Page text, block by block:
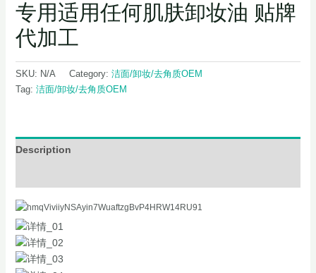
专用适用任何肌肤卸妆油 贴牌
代加工
SKU: N/A Category: 洁面/卸妆/去角质OEM
Tag: 洁面/卸妆/去角质OEM
Description